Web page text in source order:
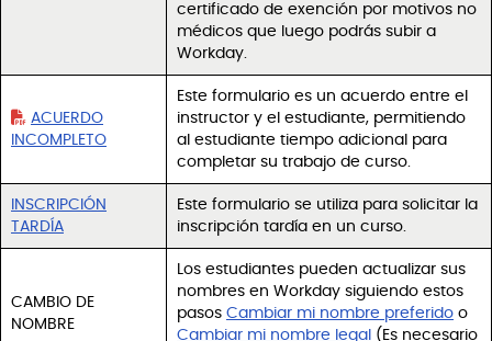
certificado de exención por motivos no
médicos que luego podrás subir a
Workday.
ACUERDO
INCOMPLETO
Este formulario es un acuerdo entre el
instructor y el estudiante, permitiendo
al estudiante tiempo adicional para
completar su trabajo de curso.
INSCRIPCIÓN
TARDÍA
Este formulario se utiliza para solicitar la
inscripción tardía en un curso.
CAMBIO DE
NOMBRE
Los estudiantes pueden actualizar sus
nombres en Workday siguiendo estos
pasos Cambiar mi nombre preferido o
Cambiar mi nombre legal (Es necesario